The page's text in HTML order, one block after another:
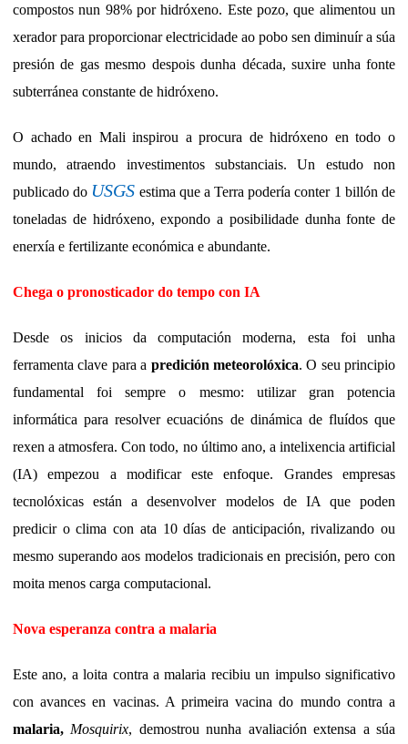
compostos nun 98% por hidróxeno. Este pozo, que alimentou un
xerador para proporcionar electricidade ao pobo sen diminuír a súa
presión de gas mesmo despois dunha década, suxire unha fonte
subterránea constante de hidróxeno.
O achado en Mali inspirou a procura de hidróxeno en todo o
mundo, atraendo investimentos substanciais.Un estudo non
publicado do USGS estima que a Terra podería conter 1 billón de
toneladas de hidróxeno, expondo a posibilidade dunha fonte de
enerxía e fertilizante económica e abundante.
Chega o pronosticador do tempo con IA
Desde os inicios da computación moderna, esta foi unha
ferramenta clave para a predición meteorolóxica. O seu principio
fundamental foi sempre o mesmo: utilizar gran potencia
informática para resolver ecuacións de dinámica de fluídos que
rexen a atmosfera. Con todo, no último ano, a intelixencia artificial
(IA) empezou a modificar este enfoque. Grandes empresas
tecnolóxicas están a desenvolver modelos de IA que poden
predicir o clima con ata 10 días de anticipación, rivalizando ou
mesmo superando aos modelos tradicionais en precisión, pero con
moita menos carga computacional.
Nova esperanza contra a malaria
Este ano, a loita contra a malaria recibiu un impulso significativo
con avances en vacinas. A primeira vacina do mundo contra a
malaria, Mosquirix, demostrou nunha avaliación extensa a súa